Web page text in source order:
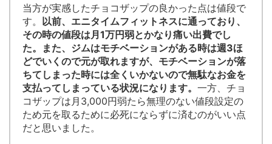
当方が実感したチョコザップの良かった点は値段で
す。 以前、エニタイムフィットネスに通っており、
その時の値段は月1万円弱とかなり痛い出費でし
た。また、ジムはモチベーションがある時は週3ほ
どでいくので元が取れますが、モチベーションが落
ちてしまった時には全くいかないので無駄なお金を
支払ってしまっている状況になります。 一方、チョ
コザップは月3,000円弱たら無理のない値段設定の
ため元を取るために必死にならずに済むのがいい点
だと思いました。